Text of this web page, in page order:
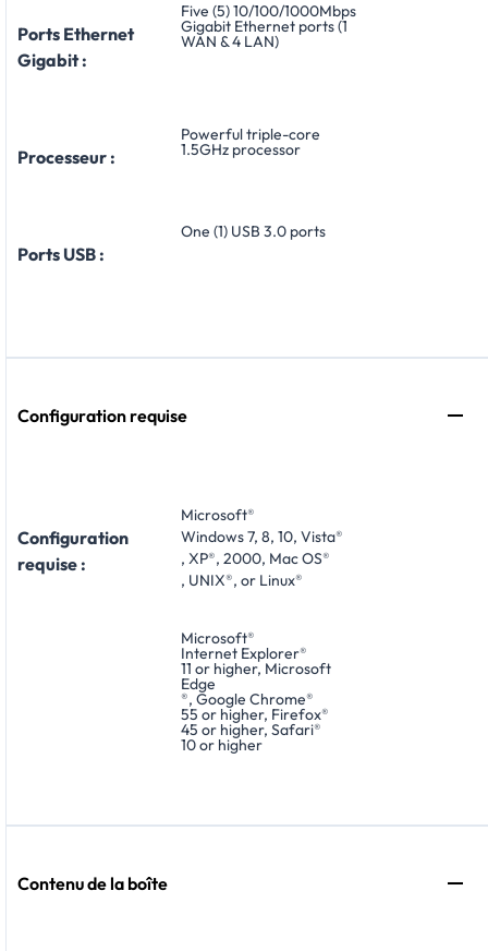
Ports Ethernet
Gigabit :
Five (5) 10/100/1000Mbps
Gigabit Ethernet ports (1
WAN & 4 LAN)
Processeur :
Powerful triple-core
1.5GHz processor
Ports USB :
One (1) USB 3.0 ports
Configuration requise
Configuration
requise :
Microsoft®
Windows 7, 8, 10, Vista®
, XP®, 2000, Mac OS®
, UNIX®, or Linux®
Microsoft®
Internet Explorer®
11 or higher, Microsoft
Edge
®, Google Chrome®
55 or higher, Firefox®
45 or higher, Safari®
10 or higher
Contenu de la boîte